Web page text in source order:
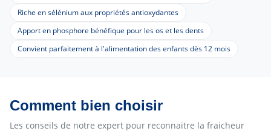
Riche en sélénium aux propriétés antioxydantes
Apport en phosphore bénéfique pour les os et les dents
Convient parfaitement à l'alimentation des enfants dès 12 mois
Comment bien choisir
Les conseils de notre expert pour reconnaitre la fraicheur